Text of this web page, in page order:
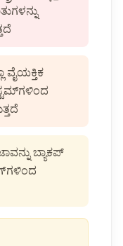
ವೈಯಕ್ತಿಕ
ಬ್ಯಾಕಪ್